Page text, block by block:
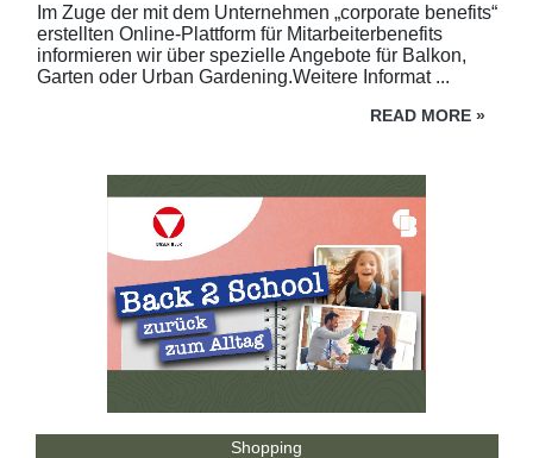
Im Zuge der mit dem Unternehmen „corporate benefits“
erstellten Online-Plattform für Mitarbeiterbenefits
informieren wir über spezielle Angebote für Balkon,
Garten oder Urban Gardening.Weitere Informat ...
READ MORE »
Shopping